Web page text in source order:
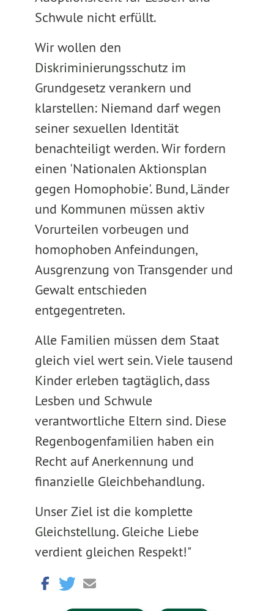
Schwule nicht erfüllt.
Wir wollen den
Diskriminierungsschutz im
Grundgesetz verankern und
klarstellen: Niemand darf wegen
seiner sexuellen Identität
benachteiligt werden. Wir fordern
einen 'Nationalen Aktionsplan
gegen Homophobie'. Bund, Länder
und Kommunen müssen aktiv
Vorurteilen vorbeugen und
homophoben Anfeindungen,
Ausgrenzung von Transgender und
Gewalt entschieden
entgegentreten.
Alle Familien müssen dem Staat
gleich viel wert sein. Viele tausend
Kinder erleben tagtäglich, dass
Lesben und Schwule
verantwortliche Eltern sind. Diese
Regenbogenfamilien haben ein
Recht auf Anerkennung und
finanzielle Gleichbehandlung.
Unser Ziel ist die komplette
Gleichstellung. Gleiche Liebe
verdient gleichen Respekt!"